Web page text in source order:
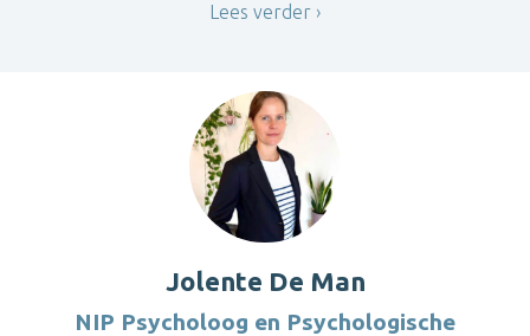
Lees verder
Jolente De Man
NIP Psycholoog en Psychologische